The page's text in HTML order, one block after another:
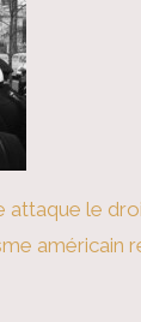
attaque le
américain